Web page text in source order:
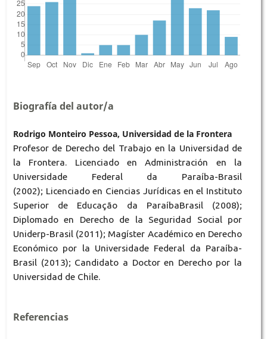
Biografía del autor/a
Rodrigo Monteiro Pessoa, Universidad de la Frontera
Profesor de Derecho del Trabajo en la Universidad de
la Frontera. Licenciado en Administración en la
Universidade Federal da Paraíba-Brasil
(2002); Licenciado en Ciencias Jurídicas en el Instituto
Superior de Educação da ParaíbaBrasil (2008);
Diplomado en Derecho de la Seguridad Social por
Uniderp-Brasil (2011); Magíster Académico en Derecho
Económico por la Universidade Federal da Paraíba-
Brasil (2013); Candidato a Doctor en Derecho por la
Universidad de Chile.
Referencias